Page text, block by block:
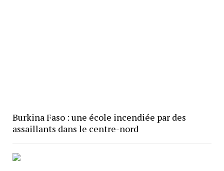
Burkina Faso : une école incendiée par des
assaillants dans le centre-nord